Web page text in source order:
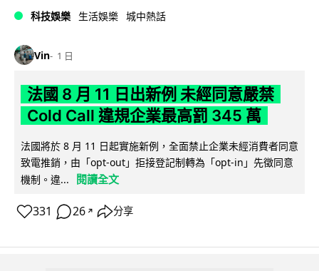
科技娛樂 生活娛樂 城中熱話
Vin 1 日
法國 8 月 11 日出新例 未經同意嚴禁
Cold Call 違規企業最高罰 345 萬
法國將於 8 月 11 日起實施新例，全面禁止企業未經消費者同意
致電推銷，由「opt-out」拒接登記制轉為「opt-in」先徵同意
機制。違...
閱讀全文
331 26 ↗ 分享